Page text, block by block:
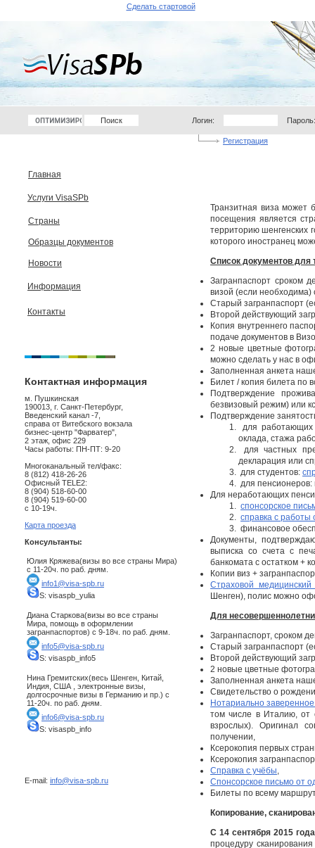
Сделать стартовой
Логин: Пароль:
Регистрация
Главная
Услуги VisaSPb
Страны
Образцы документов
Новости
Информация
Контакты
Контактная информация
м. Пушкинская
190013, г. Санкт-Петербург,
Введенский канал -7,
справа от Витебского вокзала
бизнес-центр "Фарватер",
2 этаж, офис 229
Часы работы: ПН-ПТ: 9-20
Многоканальный тел/факс:
8 (812) 418-26-26
Офисный TELE2:
8 (904) 518-60-00
8 (904) 519-60-00
с 10-19ч.
Карта проезда
Консультанты:
Юлия Кряжева(визы во все страны Мира)
с 11-20ч. по раб. дням.
info1@visa-spb.ru
S: visaspb_yulia
Диана Старкова(визы во все страны
Мира, помощь в оформлении
загранпаспортов) с 9-18ч. по раб. дням.
info5@visa-spb.ru
S: visaspb_info5
Нина Гремитских(весь Шенген, Китай,
Индия, США , электронные визы,
долгосрочные визы в Германию и пр.) с
11-20ч. по раб. дням.
info6@visa-spb.ru
S: visaspb_info
E-mail: info@visa-spb.ru
Транзитная виза может
посещения является
территорию шенгенских
которого иностранец
Список документов для
Загранпаспорт сроком
визой (если необходима)
Старый загранпаспорт
Второй действующий
Копия внутреннего
подаче документов в
2 новые цветные
можно сделать у нас в
Заполненная анкета
Билет / копия билета по
Подтверждение
безвизовый режим) или
Подтверждение
для
оклада, стажа
для частных
декларация или
для студентов:
для пенсионеров:
Для неработающих
спонсорское
справка с работы
финансовое
Документы,
выписка со счета с
банкомата с остатком +
Копии виз +
Страховой медицинский
Шенген), полис можно
Для
Загранпаспорт, сроком
Старый загранпаспорт
Второй действующий
2 новые цветные
Заполненная анкета
Свидетельство о
Нотариально
том числе в Италию, от
взрослых). Оригинал
получении,
Ксерокопия первых
Ксерокопия
Справка с учёбы,
Спонсорское письмо от
Билеты по всему
Копирование,
С 14 сентября 2015
процедуру